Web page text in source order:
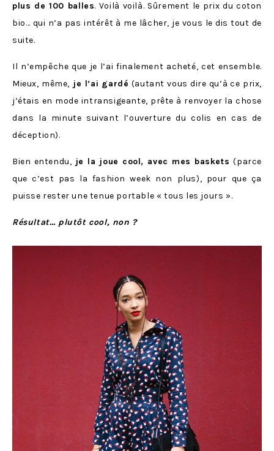
plus de 100 balles. Voilà voilà. Sûrement le prix du coton
bio… qui n’a pas intérêt à me lâcher, je vous le dis tout de
suite.
Il n’empêche que je l’ai finalement acheté, cet ensemble.
Mieux, même, je l’ai gardé (autant vous dire qu’à ce prix,
j’étais en mode intransigeante, prête à renvoyer la chose
dans la minute suivant l’ouverture du colis en cas de
déception).
Bien entendu, je la joue cool, avec mes baskets(parce
que c’est pas la fashion week non plus), pour que ça
puisse rester une tenue portable « tous les jours ».
Résultat… plutôt cool, non ?